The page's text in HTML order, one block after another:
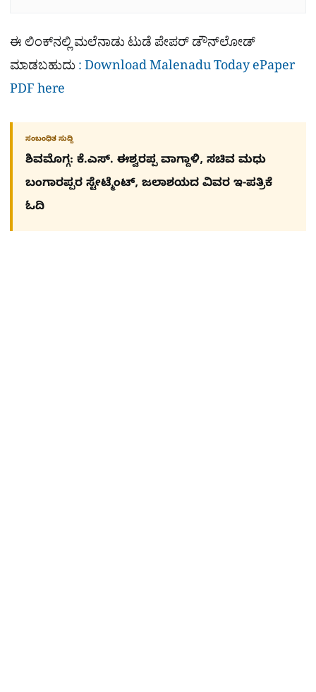
ಈ ಲಿಂಕ್​ನಲ್ಲಿ ಮಲೆನಾಡು ಟುಡೆ ಪೇಪರ್ ಡೌನ್​ಲೋಡ್
ಮಾಡಬಹುದು : Download Malenadu Today ePaper
PDF here
ಸಂಬಂಧಿತ ಸುದ್ದಿ
ಶಿವಮೊಗ್ಗ: ಕೆ.ಎಸ್. ಈಶ್ವರಪ್ಪ ವಾಗ್ದಾಳಿ, ಸಚಿವ ಮಧು
ಬಂಗಾರಪ್ಪರ ಸ್ಟೇಟ್ಮೆಂಟ್, ಜಲಾಶಯದ ವಿವರ ಇ-ಪತ್ರಿಕೆ
ಓದಿ